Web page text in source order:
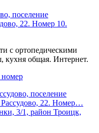
с ортопедическими
кухня общая. Интернет.
номер
поселение
22. Номер…
3/1, район Троицк,